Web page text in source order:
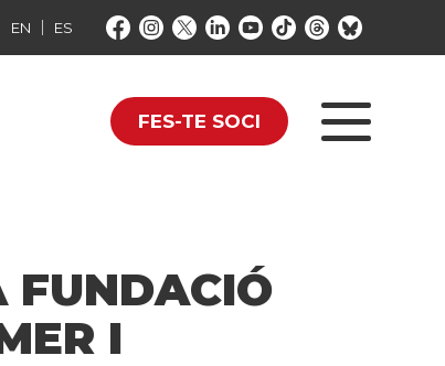
EN ES
FES-TE SOCI
FUNDACIÓ
I